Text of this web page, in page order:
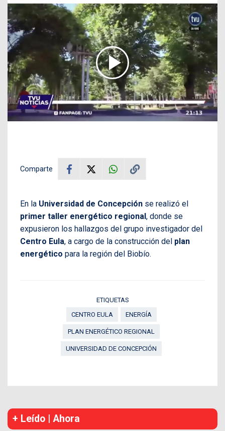
Comparte
En la Universidad de Concepción se realizó el
primer taller energético regional, donde se
expusieron los hallazgos del grupo investigador del
Centro Eula, a cargo de la construcción del plan
energético para la región del Biobío.
ETIQUETAS
CENTRO EULA
ENERGÍA
PLAN ENERGÉTICO REGIONAL
UNIVERSIDAD DE CONCEPCIÓN
+ Leído | Ahora